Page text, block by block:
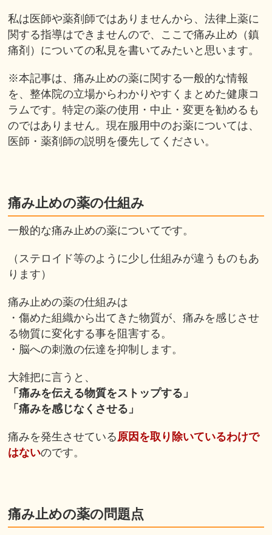
私は医師や薬剤師ではありませんから、法律上薬に
関する指導はできませんので、ここで痛み止め（鎮
痛剤）についての私見を書いてみたいと思います。
※本記事は、痛み止めの薬に関する一般的な情報
を、整体院の立場からわかりやすくまとめた健康コ
ラムです。特定の薬の使用・中止・変更を勧めるも
のではありません。現在服用中のお薬については、
医師・薬剤師の説明を優先してください。
痛み止めの薬の仕組み
一般的な痛み止めの薬についてです。
（ステロイド等のように少し仕組みが違うものもあ
ります）
痛み止めの薬の仕組みは
・傷めた組織から出てきた物質が、痛みを感じさせ
る物質に変化する事を阻害する。
・脳への刺激の伝達を抑制します。
大雑把に言うと、
「痛みを伝える物質をストップする」
「痛みを感じなくさせる」
痛みを発生させている原因を取り除いているわけで
はないのです。
痛み止めの薬の問題点